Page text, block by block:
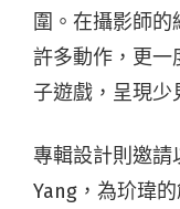
圍。在攝影師
許多動作，更一
子遊戲，呈現少
專輯設計則邀請
Yang，為玠瑋